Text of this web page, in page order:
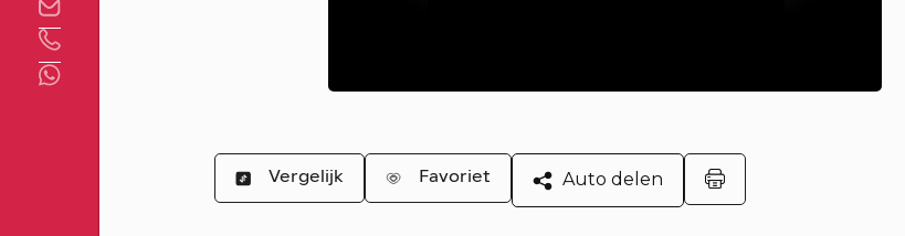
Vergelijk Favoriet Auto delen